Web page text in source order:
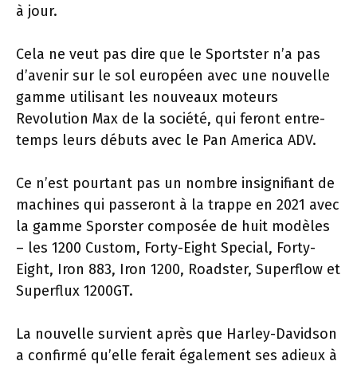
à jour.
Cela ne veut pas dire que le Sportster n’a pas
d’avenir sur le sol européen avec une nouvelle
gamme utilisant les nouveaux moteurs
Revolution Max de la société, qui feront entre-
temps leurs débuts avec le Pan America ADV.
Ce n’est pourtant pas un nombre insignifiant de
machines qui passeront à la trappe en 2021 avec
la gamme Sporster composée de huit modèles
– les 1200 Custom, Forty-Eight Special, Forty-
Eight, Iron 883, Iron 1200, Roadster, Superflow et
Superflux 1200GT.
La nouvelle survient après que Harley-Davidson
a confirmé qu’elle ferait également ses adieux à